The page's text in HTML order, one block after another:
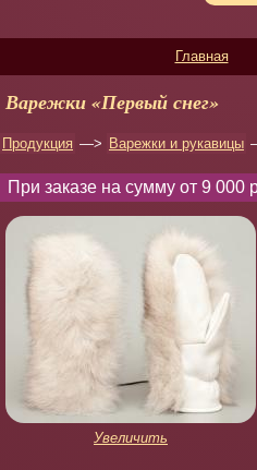
Главная
Варежки «Первый снег»
Продукция —> Варежки и рукавицы
При заказе на сумму от 9
Увеличить